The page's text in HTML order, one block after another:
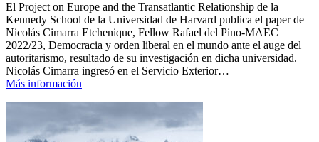
El Project on Europe and the Transatlantic Relationship de la
Kennedy School de la Universidad de Harvard publica el paper de
Nicolás Cimarra Etchenique, Fellow Rafael del Pino-MAEC
2022/23, Democracia y orden liberal en el mundo ante el auge del
autoritarismo, resultado de su investigación en dicha universidad.
Nicolás Cimarra ingresó en el Servicio Exterior…
Más información